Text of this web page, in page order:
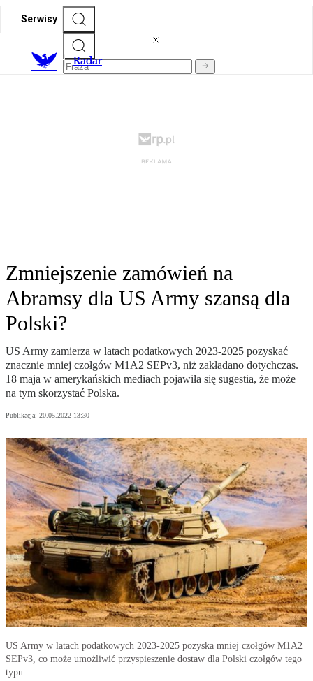
Serwisy
Radar
Zmniejszenie zamówień na
Abramsy dla US Army szansą dla
Polski?
US Army zamierza w latach podatkowych 2023-2025 pozyskać
znacznie mniej czołgów M1A2 SEPv3, niż zakładano dotychczas.
18 maja w amerykańskich mediach pojawiła się sugestia, że może
na tym skorzystać Polska.
Publikacja: 20.05.2022 13:30
US Army w latach podatkowych 2023-2025 pozyska mniej czołgów M1A2
SEPv3, co może umożliwić przyspieszenie dostaw dla Polski czołgów tego
typu.